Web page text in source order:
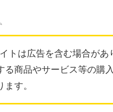
トは広告を含む場合があ
る商品やサービス等の購
す。